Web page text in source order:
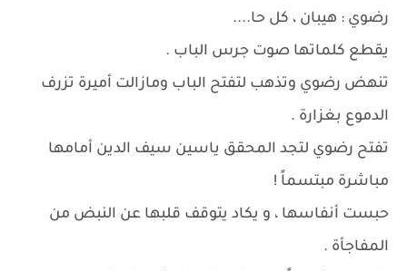
رضوي : هيبان ، كل حا....
يقطع كلماتها صوت جرس الباب .
تنهض رضوي وتذهب لتفتح الباب ومازالت أميرة تزرف
الدموع بغزارة .
تفتح رضوي لتجد المحقق ياسين سيف الدين أمامها
مباشرة مبتسماً !
حبست أنفاسها ، و يكاد يتوقف قلبها عن النبض من
المفاجأة .